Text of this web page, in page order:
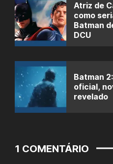
Atriz de
como
Batman
DCU
Batman
oficial,
revelado
1 COMENTÁRIO